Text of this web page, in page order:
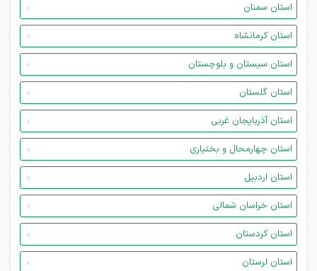
استان سمنان
استان کرمانشاه
استان سیستان و بلوچستان
استان گلستان
استان آذربایجان غربی
استان چهارمحال و بختیاری
استان اردبیل
استان خراسان شمالی
استان کردستان
استان لرستان